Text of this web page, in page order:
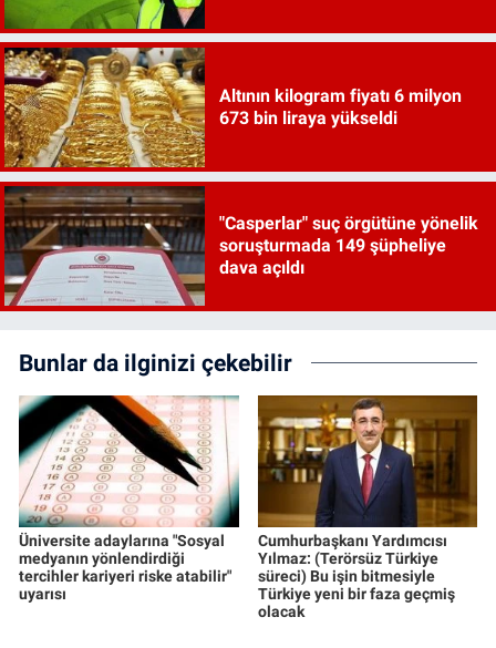
Altının kilogram fiyatı 6 milyon
673 bin liraya yükseldi
"Casperlar" suç örgütüne yönelik
soruşturmada 149 şüpheliye
dava açıldı
Bunlar da ilginizi çekebilir
Üniversite adaylarına "Sosyal
medyanın yönlendirdiği
tercihler kariyeri riske atabilir"
uyarısı
Cumhurbaşkanı Yardımcısı
Yılmaz: (Terörsüz Türkiye
süreci) Bu işin bitmesiyle
Türkiye yeni bir faza geçmiş
olacak